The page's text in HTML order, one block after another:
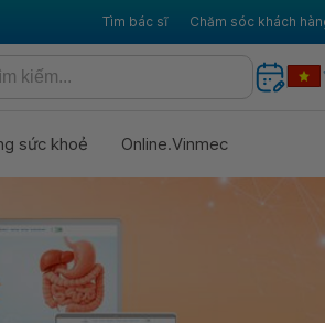
Tìm bác sĩ Chăm sóc khách
sức khoẻ Online.Vinmec